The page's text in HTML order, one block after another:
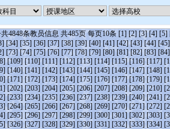
4848条教员信息 共485页 每页10条 [1] [2] [3] [4] [5]
[34] [35] [36] [37] [38] [39] [40] [41] [42] [43] [44] [45]
[73] [74] [75] [76] [77] [78] [79] [80] [81] [82] [83] [84]
[109] [110] [111] [112] [113] [114] [115] [116] [117]
[140] [141] [142] [143] [144] [145] [146] [147] [148]
[171] [172] [173] [174] [175] [176] [177] [178] [179]
[202] [203] [204] [205] [206] [207] [208] [209] [210]
[233] [234] [235] [236] [237] [238] [239] [240] [241]
[264] [265] [266] [267] [268] [269] [270] [271] [272]
[295] [296] [297] [298] [299] [300] [301] [302] [303]
[326] [327] [328] [329] [330] [331] [332] [333] [334]